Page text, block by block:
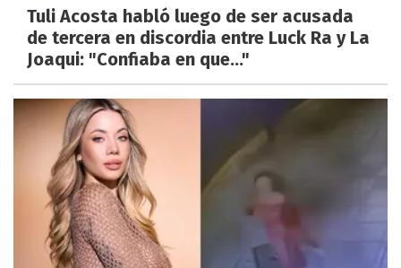
Tuli Acosta habló luego de ser acusada
de tercera en discordia entre Luck Ra y La
Joaqui: "Confiaba en que..."